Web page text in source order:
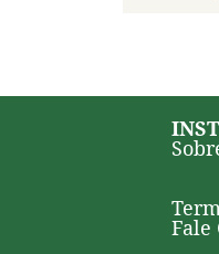
Fale